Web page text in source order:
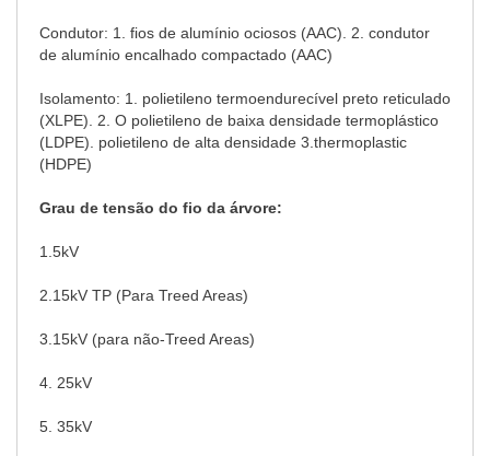
Condutor: 1. fios de alumínio ociosos (AAC). 2. condutor
de alumínio encalhado compactado (AAC)
Isolamento: 1. polietileno termoendurecível preto reticulado
(XLPE). 2. O polietileno de baixa densidade termoplástico
(LDPE). polietileno de alta densidade 3.thermoplastic
(HDPE)
Grau de tensão do fio da árvore:
1.5kV
2.15kV TP (Para Treed Areas)
3.15kV (para não-Treed Areas)
4. 25kV
5. 35kV